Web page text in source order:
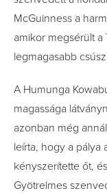
McGuinness a
amikor megsérült
legmagasabb
A Humunga
magassága
azonban még
leírta, hogy a pálya
kényszerítette őt,
Gyötrelmes